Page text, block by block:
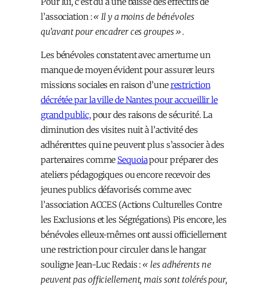
l’association :« Il y a moins de bénévoles
qu’avant pour encadrer ces groupes ».
Les bénévoles constatent avec amertume un
manque de moyen évident pour assurer leurs
missions sociales en raison d’unerestriction
décrétée par la ville de Nantes pour accueillir le
grand public,pour des raisons de sécurité. La
diminution des visites nuit à l’activité des
adhérent·tes qui ne peuvent plus s’associer à des
partenaires comme Sequoiapour préparer des
ateliers pédagogiques ou encore recevoir des
jeunes publics défavorisés comme avec
l’association ACCES (Actions Culturelles Contre
les Exclusions et les Ségrégations). Pis encore, les
bénévoles elleux-mêmes ont aussi officiellement
une restriction pour circuler dans le hangar
souligne Jean-Luc Redais :« les adhérents ne
peuvent pas officiellement, mais sont tolérés pour,